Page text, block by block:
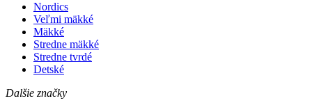
Nordics
Veľmi mäkké
Mäkké
Stredne mäkké
Stredne tvrdé
Detské
Dalšie značky